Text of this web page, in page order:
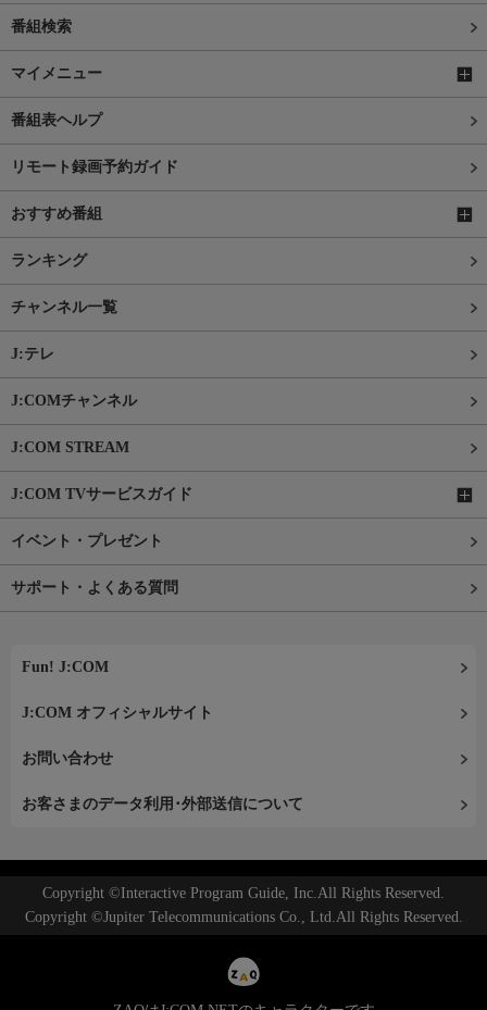
番組検索
マイメニュー
番組表ヘルプ
リモート録画予約ガイド
おすすめ番組
ランキング
チャンネル一覧
J:テレ
J:COMチャンネル
J:COM STREAM
J:COM TVサービスガイド
イベント・プレゼント
サポート・よくある質問
Fun! J:COM
J:COM オフィシャルサイト
お問い合わせ
お客さまのデータ利用･外部送信について
Copyright ©Interactive Program Guide, Inc.All Rights Reserved.
Copyright ©Jupiter Telecommunications Co., Ltd.All Rights Reserved.